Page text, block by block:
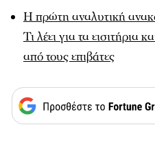
Η πρώτη αναλυτική
Τι λέει για τα εισιτήρια
από τους επιβάτες